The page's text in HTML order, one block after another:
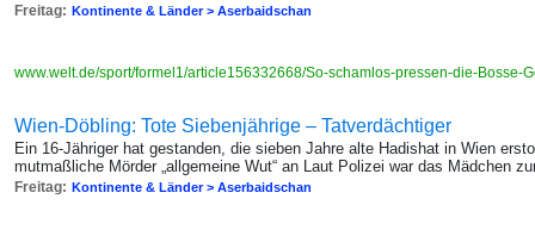
Freitag: Kontinente & Länder > Aserbaidschan
www.welt.de/sport/formel1/article156332668/So-schamlos-pressen-die-Bosse-
Wien-Döbling: Tote Siebenjährige – Tatverdächtiger
Ein 16-Jähriger hat gestanden, die sieben Jahre alte Hadishat in Wien
mutmaßliche Mörder „allgemeine Wut“ an Laut Polizei war das Mädchen
Freitag: Kontinente & Länder > Aserbaidschan